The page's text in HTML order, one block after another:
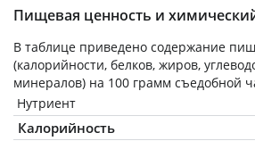
Пищевая ценность и
В таблице приведено содержание
(калорийности, белков, жиров,
минералов) на 100 грамм съедобной
Нутриент
Калорийность